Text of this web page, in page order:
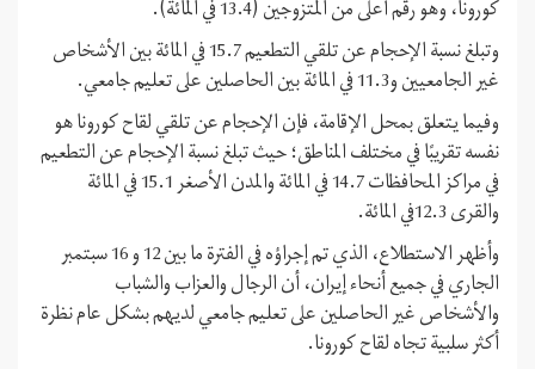
كورونا، وهو رقم أعلى من المتزوجين (13.4 في المائة).
وتبلغ نسبة الإحجام عن تلقي التطعيم 15.7 في المائة بين الأشخاص
غير الجامعيين و11.3 في المائة بين الحاصلين على تعليم جامعي.
وفيما يتعلق بمحل الإقامة، فإن الإحجام عن تلقي لقاح كورونا هو
نفسه تقريبًا في مختلف المناطق؛ حيث تبلغ نسبة الإحجام عن التطعيم
في مراكز المحافظات 14.7 في المائة والمدن الأصغر 15.1 في المائة
والقرى 12.3في المائة.
وأظهر الاستطلاع، الذي تم إجراؤه في الفترة ما بين 12 و 16 سبتمبر
الجاري في جميع أنحاء إيران، أن الرجال والعزاب والشباب
والأشخاص غير الحاصلين على تعليم جامعي لديهم بشكل عام نظرة
أكثر سلبية تجاه لقاح كورونا.